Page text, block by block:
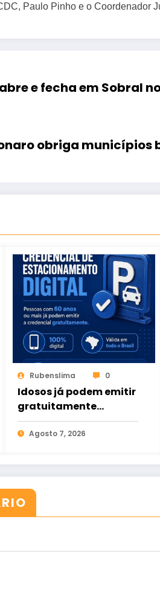
Paulo Pinho e o Coordenador
e fecha em Sobral
obriga municípios
Rubenslima 0
Idosos já podem emitir
gratuitamente
credencial digital de
estacionamento
Agosto 7, 2026